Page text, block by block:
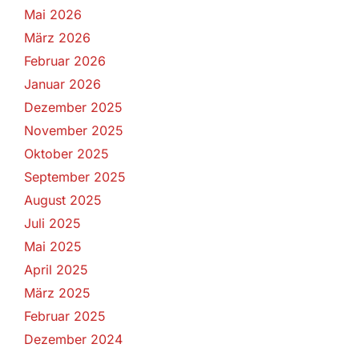
Mai 2026
März 2026
Februar 2026
Januar 2026
Dezember 2025
November 2025
Oktober 2025
September 2025
August 2025
Juli 2025
Mai 2025
April 2025
März 2025
Februar 2025
Dezember 2024